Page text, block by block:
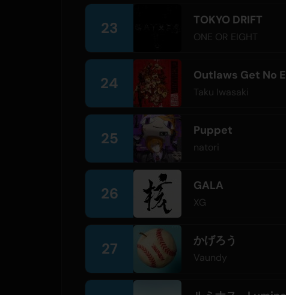
23 TOKYO DRIFT
ONE OR EIGHT
24 Outlaws Get No
Taku Iwasaki
25 Puppet
natori
26 GALA
XG
27 かげろう
Vaundy